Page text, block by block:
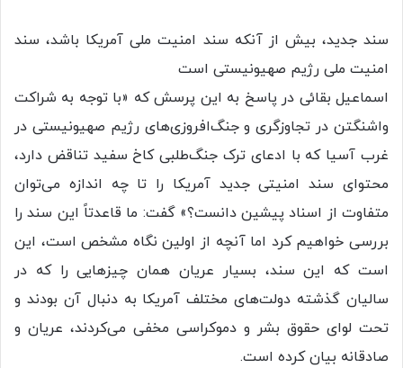
سند جدید، بیش از آنکه سند امنیت ملی آمریکا باشد، سند
امنیت ملی رژیم صهیونیستی است
اسماعیل بقائی در پاسخ به این پرسش که «با توجه به شراکت
واشنگتن در تجاوزگری و جنگ‌افروزی‌های رژیم صهیونیستی در
غرب آسیا که با ادعای ترک جنگ‌طلبی کاخ سفید تناقض دارد،
محتوای سند امنیتی جدید آمریکا را تا چه اندازه می‌توان
متفاوت از اسناد پیشین دانست؟» گفت: ما قاعدتاً این سند را
بررسی خواهیم کرد اما آنچه از اولین نگاه مشخص است، این
است که این سند، بسیار عریان همان چیزهایی را که در
سالیان گذشته دولت‌های مختلف آمریکا به دنبال آن بودند و
تحت لوای حقوق بشر و دموکراسی مخفی می‌کردند، عریان و
صادقانه بیان کرده است.